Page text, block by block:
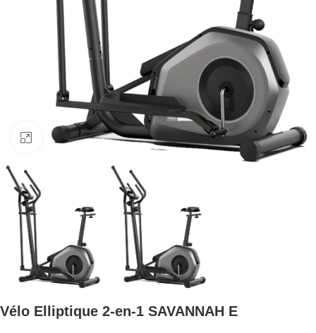
Click to enlarge
Vélo Elliptique 2-en-1 SAVANNAH E